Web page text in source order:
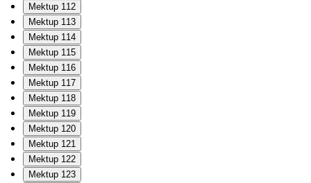
Mektup 112
Mektup 113
Mektup 114
Mektup 115
Mektup 116
Mektup 117
Mektup 118
Mektup 119
Mektup 120
Mektup 121
Mektup 122
Mektup 123